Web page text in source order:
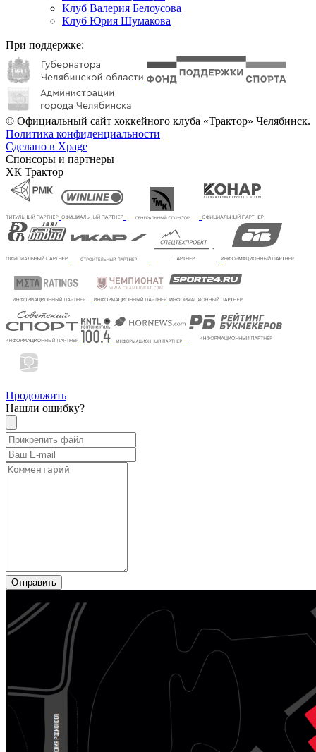
Клуб Валерия Белоусова
Клуб Юрия Шумакова
При поддержке:
© Официальный сайт хоккейного клуба «Трактор» Челябинск.
Политика конфиденциальности
Сделано в Xpage
Спонсоры и партнеры
ХК Трактор
Продолжить
Нашли ошибку?